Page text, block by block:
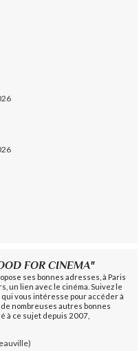
FOR CINEMA"
ses bonnes adresses, à Paris
un lien avec le cinéma. Suivez le
vous intéresse pour accéder à
nombreuses autres bonnes
à ce sujet depuis 2007,